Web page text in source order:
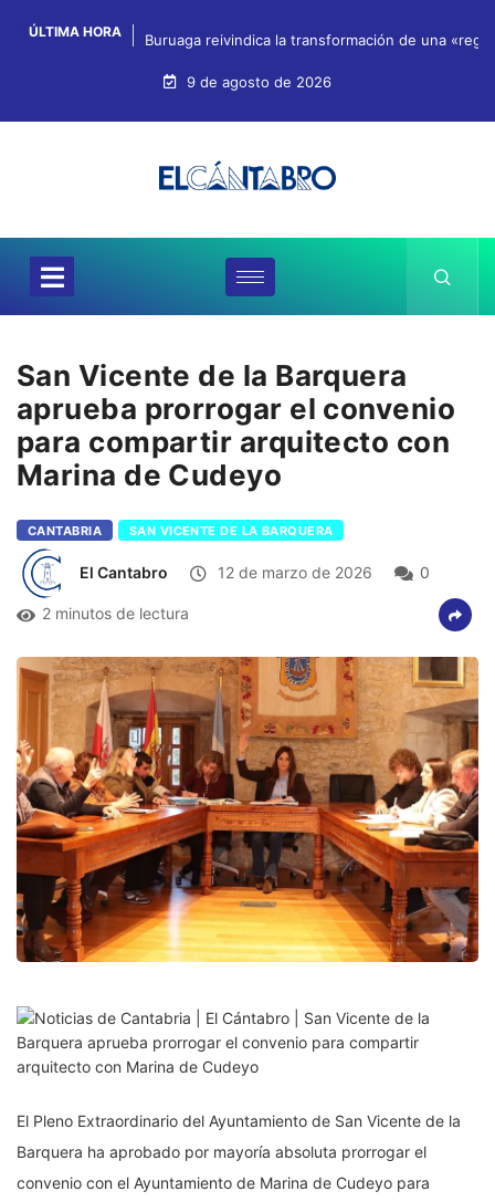
ÚLTIMA HORA Buruaga reivindica la transformación de una
9 de agosto de 2026
San Vicente de la Barquera
aprueba prorrogar el convenio
para compartir arquitecto con
Marina de Cudeyo
CANTABRIA SAN VICENTE DE LA BARQUERA
El Cantabro 12 de marzo de 2026 0
2 minutos de lectura
El Pleno Extraordinario del Ayuntamiento de San Vicente de la
Barquera ha aprobado por mayoría absoluta prorrogar el
convenio con el Ayuntamiento de Marina de Cudeyo para